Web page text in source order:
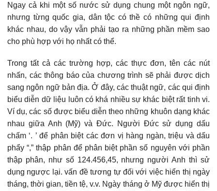
Ngay cả khi một số nước sử dụng chung một ngôn ngữ,
nhưng từng quốc gia, dân tộc có thề có những qui định
khác nhau, do vậy vẫn phải tạo ra những phần mềm sao
cho phù hợp với họ nhất có thể.
Trong tất cả các trường hợp, các thực đơn, tên các nút
nhấn, các thông báo của chương trình sẽ phải được dịch
sang ngôn ngữ bản địa. Ở đây, các thuật ngữ, các qui định
biểu diễn dữ liệu luôn có khá nhiều sự khác biệt rất tinh vi.
Ví dụ, các số được biểu diễn theo những khuôn dạng khác
nhau giữa Anh (Mỹ) và Đức. Người Đức sử dụng dấu
chấm ‘. ’ để phân biệt các đơn vị hàng ngàn, triệu và dấu
phẩy “,” thập phân để phân biệt phần số nguyên với phần
thập phân, như số 124.456,45, nhưng người Anh thì sử
dụng ngược lại. vấn đề tương tự đối với việc hiển thị ngày
tháng, thời gian, tiền tệ, v.v. Ngày tháng ở Mỹ được hiển thị